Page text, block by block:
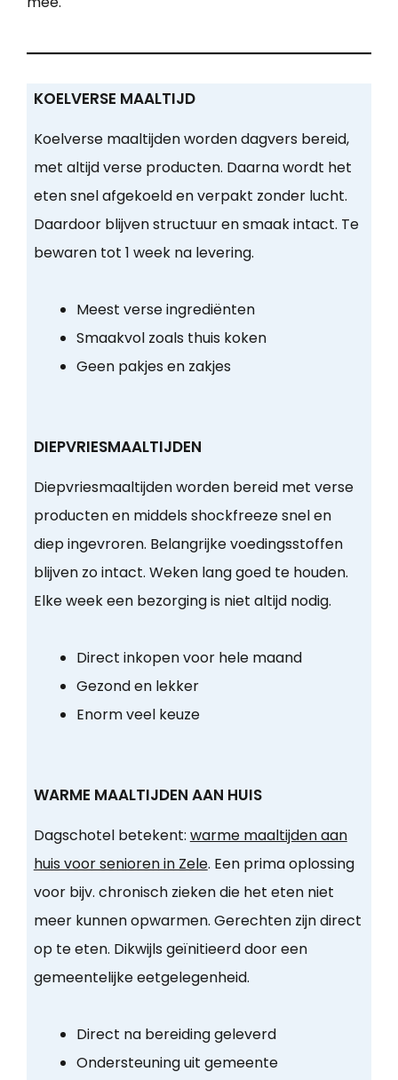
KOELVERSE MAALTIJD
Koelverse maaltijden worden dagvers bereid,
met altijd verse producten. Daarna wordt het
eten snel afgekoeld en verpakt zonder lucht.
Daardoor blijven structuur en smaak intact. Te
bewaren tot 1 week na levering.
Meest verse ingrediënten
Smaakvol zoals thuis koken
Geen pakjes en zakjes
DIEPVRIESMAALTIJDEN
Diepvriesmaaltijden worden bereid met verse
producten en middels shockfreeze snel en
diep ingevroren. Belangrijke voedingsstoffen
blijven zo intact. Weken lang goed te houden.
Elke week een bezorging is niet altijd nodig.
Direct inkopen voor hele maand
Gezond en lekker
Enorm veel keuze
WARME MAALTIJDEN AAN HUIS
Dagschotel betekent: warme maaltijden aan
huis voor senioren in Zele. Een prima oplossing
voor bijv. chronisch zieken die het eten niet
meer kunnen opwarmen. Gerechten zijn direct
op te eten. Dikwijls geïnitieerd door een
gemeentelijke eetgelegenheid.
Direct na bereiding geleverd
Ondersteuning uit gemeente